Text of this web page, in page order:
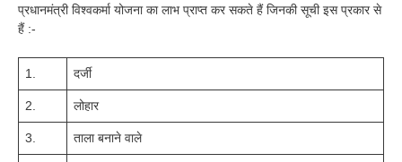
प्रधानमंत्री विश्वकर्मा योजना का लाभ प्राप्त कर सकते हैं जिनकी सूची इस प्रकार से
हैं :-
1. दर्जी
2. लोहार
3. ताला बनाने वाले